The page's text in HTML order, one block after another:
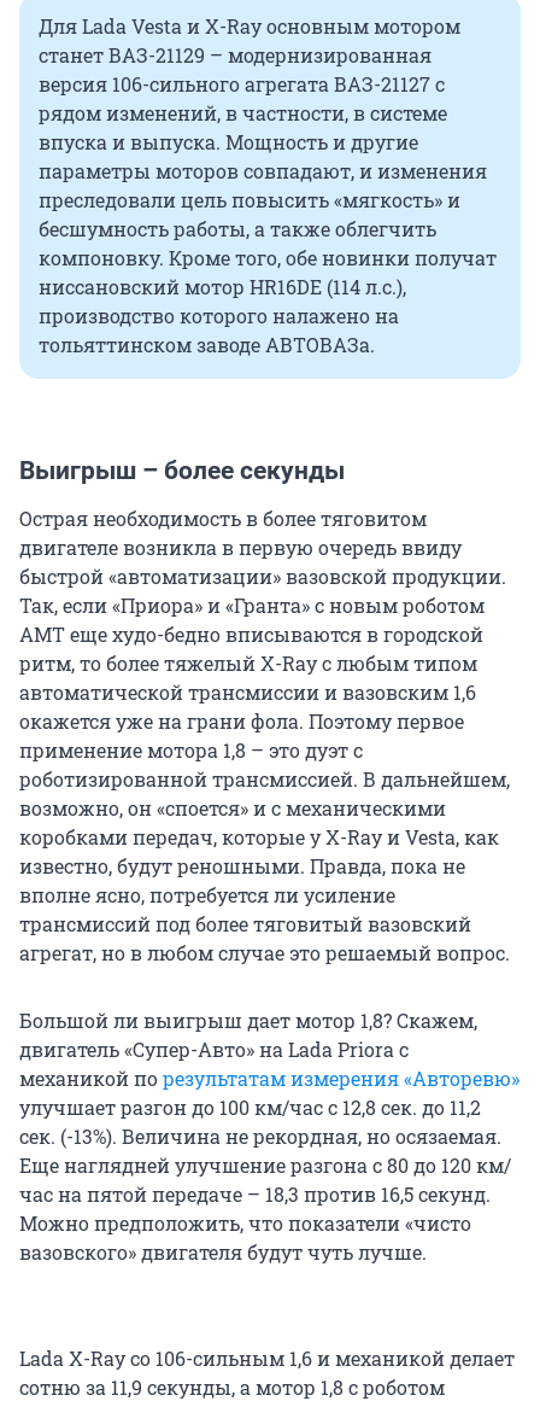
Для Lada Vesta и X-Ray основным мотором
станет ВАЗ-21129 – модернизированная
версия 106-сильного агрегата ВАЗ-21127 с
рядом изменений, в частности, в системе
впуска и выпуска. Мощность и другие
параметры моторов совпадают, и изменения
преследовали цель повысить «мягкость» и
бесшумность работы, а также облегчить
компоновку. Кроме того, обе новинки получат
ниссановский мотор HR16DE (114 л.с.),
производство которого налажено на
тольяттинском заводе АВТОВАЗа.
Выигрыш – более секунды
Острая необходимость в более тяговитом
двигателе возникла в первую очередь ввиду
быстрой «автоматизации» вазовской продукции.
Так, если «Приора» и «Гранта» с новым роботом
АМТ еще худо-бедно вписываются в городской
ритм, то более тяжелый X-Ray с любым типом
автоматической трансмиссии и вазовским 1,6
окажется уже на грани фола. Поэтому первое
применение мотора 1,8 – это дуэт с
роботизированной трансмиссией. В дальнейшем,
возможно, он «споется» и с механическими
коробками передач, которые у X-Ray и Vesta, как
известно, будут реношными. Правда, пока не
вполне ясно, потребуется ли усиление
трансмиссий под более тяговитый вазовский
агрегат, но в любом случае это решаемый вопрос.
Большой ли выигрыш дает мотор 1,8? Скажем,
двигатель «Супер-Авто» на Lada Priora с
механикой порезультатам измерения «Авторевю»
улучшает разгон до 100 км/час с 12,8 сек. до 11,2
сек. (-13%). Величина не рекордная, но осязаемая.
Еще наглядней улучшение разгона с 80 до 120 км/
час на пятой передаче – 18,3 против 16,5 секунд.
Можно предположить, что показатели «чисто
вазовского» двигателя будут чуть лучше.
Lada X-Ray со 106-сильным 1,6 и механикой делает
сотню за 11,9 секунды, а мотор 1,8 с роботом